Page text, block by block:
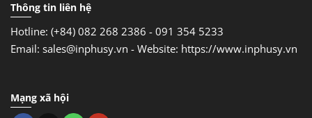
Thông tin liên hệ
Hotline: (+84) 082 268 2386 - 091 354 5233
Email: sales@inphusy.vn - Website: https://www.inphusy.vn
Mạng xã hội